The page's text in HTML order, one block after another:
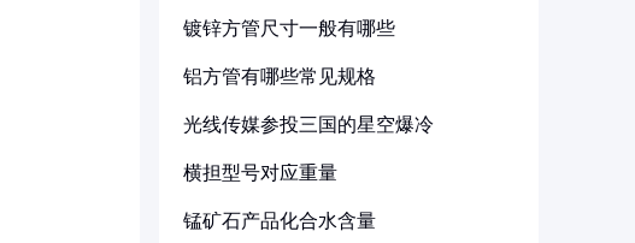
镀锌方管尺寸一般有哪些
铝方管有哪些常见规格
光线传媒参投三国的星空爆冷
横担型号对应重量
锰矿石产品化合水含量